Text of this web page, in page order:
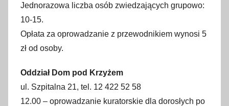
Jednorazowa liczba osób zwiedzających grupowo:
10-15.
Opłata za oprowadzanie z przewodnikiem wynosi 5
zł od osoby.
Oddział Dom pod Krzyżem
ul. Szpitalna 21, tel. 12 422 52 58
12.00 – oprowadzanie kuratorskie dla dorosłych po